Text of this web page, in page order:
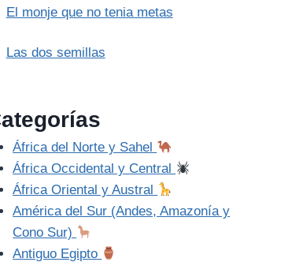
El monje que no tenia metas
Las dos semillas
África del Norte y Sahel
África Occidental y Central
África Oriental y Austral
América del Sur (Andes, Amazonía y
Cono Sur)
Antiguo Egipto